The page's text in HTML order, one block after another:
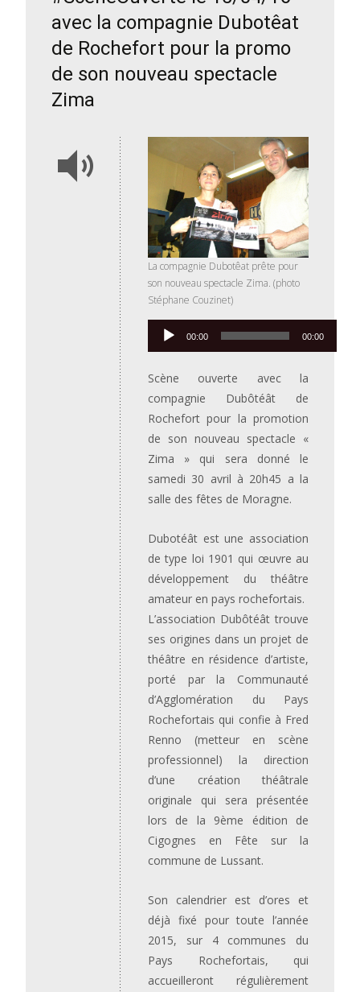
avec la compagnie Dubotêat
de Rochefort pour la promo
de son nouveau spectacle
Zima
La compagnie Dubotêat prête pour
son nouveau spectacle Zima. (photo
Stéphane Couzinet)
Lecteur
audio
00:00 00:00
Scène ouverte avec la
compagnie Dubôtéât de
Rochefort pour la promotion
de son nouveau spectacle «
Zima » qui sera donné le
samedi 30 avril à 20h45 a la
salle des fêtes de Moragne.
Dubotéât est une association
de type loi 1901 qui œuvre au
développement du théâtre
amateur en pays rochefortais.
L’association Dubôtéât trouve
ses origines dans un projet de
théâtre en résidence d’artiste,
porté par la Communauté
d’Agglomération du Pays
Rochefortais qui confie à Fred
Renno (metteur en scène
professionnel) la direction
d’une création théâtrale
originale qui sera présentée
lors de la 9ème édition de
Cigognes en Fête sur la
commune de Lussant.
Son calendrier est d’ores et
déjà fixé pour toute l’année
2015, sur 4 communes du
Pays Rochefortais, qui
accueilleront régulièrement